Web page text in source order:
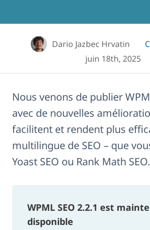
Dario Jazbec Hrvatin
juin 18th, 2025
Nous venons de publier
avec de nouvelles
facilitent et rendent plus
multilingue de SEO – que
Yoast SEO ou Rank Math SEO.
WPML SEO 2.2.1 est
disponible